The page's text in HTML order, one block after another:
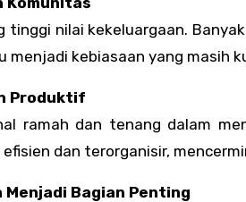
tinggi nilai kekeluargaan.
menjadi kebiasaan yang masih
Produktif
ramah dan tenang dalam
dan terorganisir,
Menjadi Bagian Penting